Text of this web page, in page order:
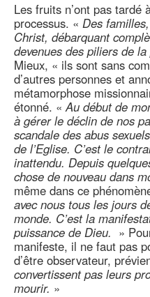
Les fruits n’ont pas tardé
processus. « Des
Christ, débarquant
devenues des piliers de
Mieux, « ils sont sans
d’autres personnes et
métamorphose
étonné. «Au début de
à gérer le déclin de nos
scandale des abus
de l’Eglise. C’est le
inattendu. Depuis
chose de nouveau dans
même dans ce
avec nous tous les jours
monde. C’est la
puissance de Dieu. »
manifeste, il ne faut pas
d’être observateur,
convertissent pas leurs
mourir. »